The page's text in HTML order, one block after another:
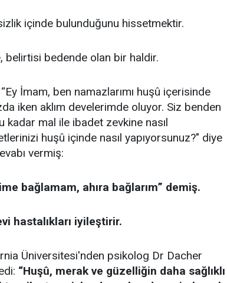
içinde bulunduğunu hissetmektir.
belirtisi bedende olan bir haldir.
İmam, ben namazlarımı huşû içerisinde
iken aklım develerimde oluyor. Siz benden
kadar mal ile ibadet zevkine nasıl
huşû içinde nasıl yapıyorsunuz?" diye
vermiş:
bağlamam, ahıra bağlarım” demiş.
hastalıkları iyileştirir.
Üniversitesi'nden psikolog Dr Dacher
“Huşû, merak ve güzelliğin daha sağlıklı